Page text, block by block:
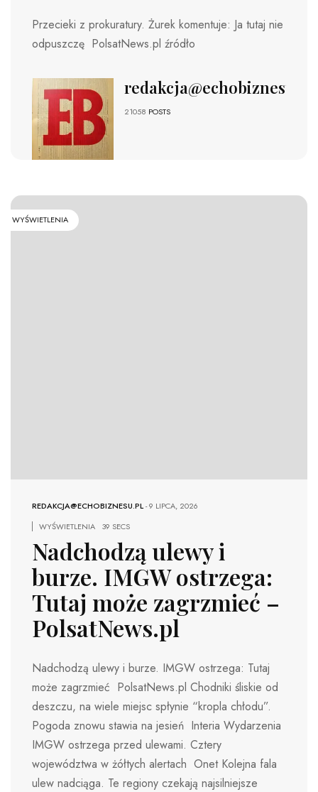
Przecieki z prokuratury. Żurek komentuje: Ja tutaj nie
odpuszczę PolsatNews.pl źródło
redakcja@echobiznesu.pl
21058 POSTS
WYŚWIETLENIA
REDAKCJA@ECHOBIZNESU.PL-9 LIPCA, 2026
WYŚWIETLENIA
39 SECS
Nadchodzą ulewy i
burze. IMGW ostrzega:
Tutaj może zagrzmieć –
PolsatNews.pl
Nadchodzą ulewy i burze. IMGW ostrzega: Tutaj
może zagrzmieć PolsatNews.pl Chodniki śliskie od
deszczu, na wiele miejsc spłynie “kropla chłodu”.
Pogoda znowu stawia na jesień Interia Wydarzenia
IMGW ostrzega przed ulewami. Cztery
województwa w żółtych alertach Onet Kolejna fala
ulew nadciąga. Te regiony czekają najsilniejsze